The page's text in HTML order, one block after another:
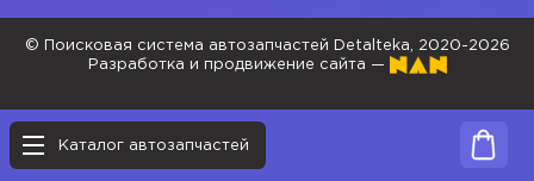
Каталог автозапчастей
© Поисковая система автозапчастей Detalteka, 2020-2026
Разработка и продвижение сайта —